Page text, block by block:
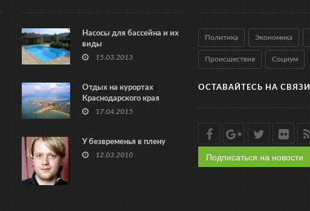
Насосы для бассейна и их
виды
15.03.2013
Отдых на курортах
Краснодарского края
17.04.2015
У безвременья в плену
12.03.2010
Политика Экономика
Происшествия Социум
ОСТАВАЙТЕСЬ НА СВЯЗИ
Подписаться на новости